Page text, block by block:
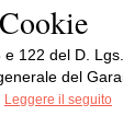
e 122 del D.
del
Leggere il seguito